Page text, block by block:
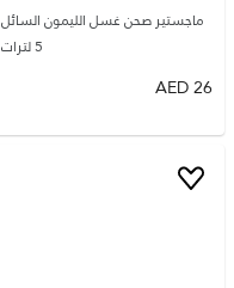
ماجستير صحن غسل الليمون السائل
5 لترات
26
AED